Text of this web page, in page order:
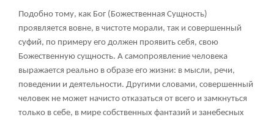
Подобно тому, как Бог (Божественная Сущность)
проявляется вовне, в чистоте морали, так и совершенный
суфий, по примеру его должен проявить себя, свою
Божественную сущность. А самопроявление человека
выражается реально в образе его жизни: в мысли, речи,
поведении и деятельности. Другими словами, совершенный
человек не может начисто отказаться от всего и замкнуться
только в себе, в мире собственных фантазий и занебесных